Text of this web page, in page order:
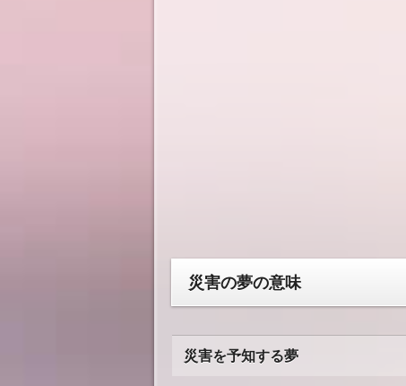
災害の夢の意味
災害を予知する夢